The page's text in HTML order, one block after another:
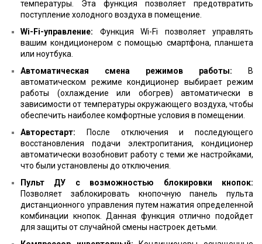
температуры. Эта функция позволяет предотвратить
поступление холодного воздуха в помещение.
Wi-Fi-управление: Функция Wi-Fi позволяет управлять
вашим кондиционером с помощью смартфона, планшета
или ноутбука.
Автоматическая смена режимов работы: В
автоматическом режиме кондиционер выбирает режим
работы (охлаждение или обогрев) автоматически в
зависимости от температуры окружающего воздуха, чтобы
обеспечить наиболее комфортные условия в помещении.
Авторестарт: После отключения и последующего
восстановления подачи электропитания, кондиционер
автоматически возобновит работу с теми же настройками,
что были установлены до отключения.
Пульт ДУ с возможностью блокировки кнопок:
Позволяет заблокировать кнопочную панель пульта
дистанционного управления путем нажатия определенной
комбинации кнопок. Данная функция отлично подойдет
для защиты от случайной смены настроек детьми.